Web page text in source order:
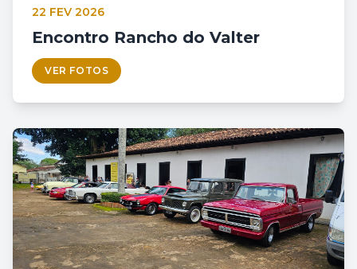
22 FEV 2026
Encontro Rancho do Valter
VER FOTOS